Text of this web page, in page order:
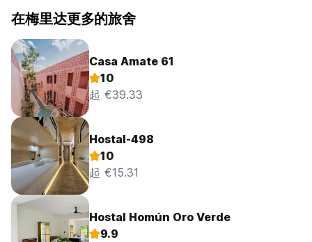
在梅里达更多的旅舍
Casa Amate 61
10
起 €39.33
Hostal-498
10
起 €15.31
Hostal Homún Oro Verde
9.9